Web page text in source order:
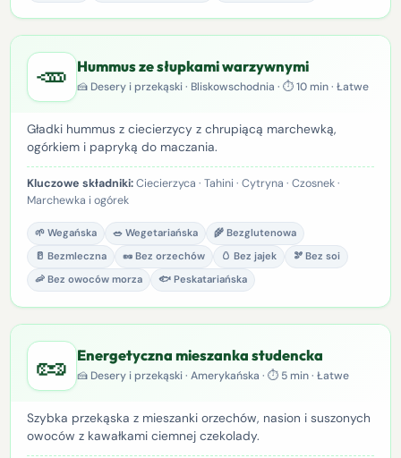
🥕 Hummus ze słupkami warzywnymi
🍰 Desery i przekąski · Bliskowschodnia · ⏱ 10 min · Łatwe
Gładki hummus z ciecierzycy z chrupiącą marchewką,
ogórkiem i papryką do maczania.
Kluczowe składniki:Ciecierzyca · Tahini · Cytryna · Czosnek ·
Marchewka i ogórek
🌱 Wegańska 🥗 Wegetariańska
🌾 Bezglutenowa
🥛 Bezmleczna
🥜 Bez orzechów 🥚 Bez jajek
🫘 Bez soi
🦐 Bez owoców morza
🐟 Peskatariańska
🥜 Energetyczna mieszanka studencka
🍰 Desery i przekąski · Amerykańska · ⏱ 5 min · Łatwe
Szybka przekąska z mieszanki orzechów, nasion i suszonych
owoców z kawałkami ciemnej czekolady.